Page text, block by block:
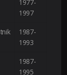
1977-
1997
1987-
1993
1987-
1995